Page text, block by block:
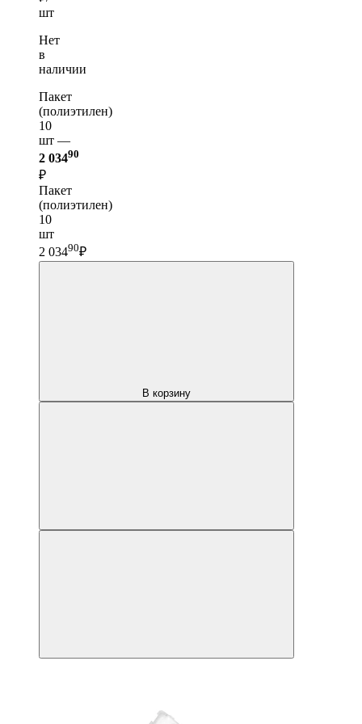
шт
Нет
в
наличии
Пакет
(полиэтилен)
10
шт —
2 03490
₽
Пакет
(полиэтилен)
10
шт
2 03490₽
В корзину